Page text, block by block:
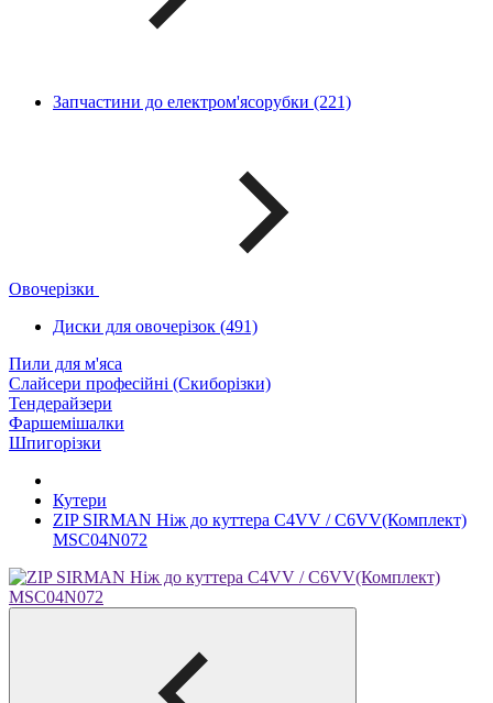
Запчастини до електром'ясорубки (221)
Овочерізки
Диски для овочерізок (491)
Пили для м'яса
Слайсери професійні (Скиборізки)
Тендерайзери
Фаршемішалки
Шпигорізки
Кутери
ZIP SIRMAN Ніж до куттера С4VV / С6VV(Комплект)
MSC04N072